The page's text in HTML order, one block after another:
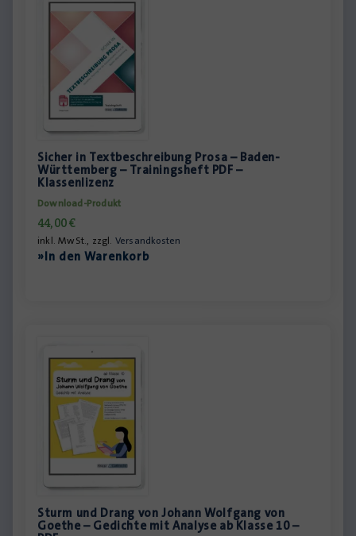
Sicher in Textbeschreibung Prosa – Baden-
Württemberg – Trainingsheft PDF –
Klassenlizenz
Download-Produkt
44,00€
inkl. MwSt., zzgl. Versandkosten
»In den Warenkorb
Sturm und Drang von Johann Wolfgang von
Goethe – Gedichte mit Analyse ab Klasse 10 –